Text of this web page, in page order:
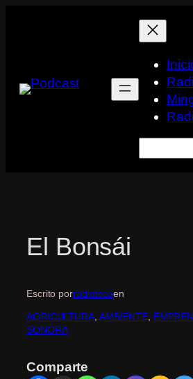
El Bonsái
Escrito porradiotecaen
AGRICULTURA, AMBIENTE,
SONORA
Comparte